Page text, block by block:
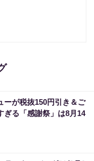
ーが税抜150円引き＆ご
ぎる「感謝祭」は8月14